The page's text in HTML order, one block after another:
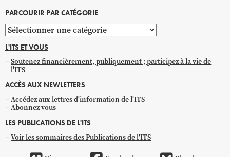
PARCOURIR PAR CATÉGORIE
Parcourir
par
catégorie
L'ITS ET VOUS
Soutenez financièrement, publiquement ; participez à la vie de
l'ITS
ACCÈS AUX NEWLETTERS
Accédez aux lettres d'information de l'ITS
Abonnez vous
LES PUBLICATIONS DE L'ITS
Voir les sommaires des Publications de l'ITS